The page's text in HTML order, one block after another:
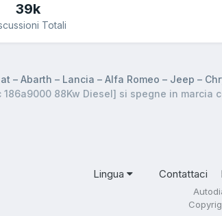
39k
Totali
– Abarth – Lancia – Alfa Romeo – Jeep –
88Kw Diesel] si spegne in marcia
Lingua Contattaci